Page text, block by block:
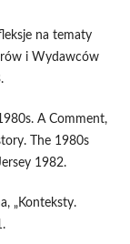
na tematy
i Wydawców
A Comment,
The 1980s
1982.
„Konteksty.